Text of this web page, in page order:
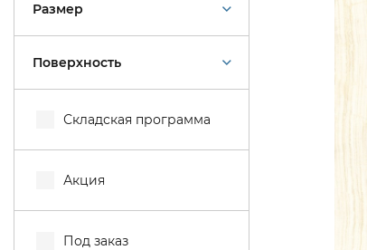
Размер
Поверхность
Складская программа
Акция
Под заказ